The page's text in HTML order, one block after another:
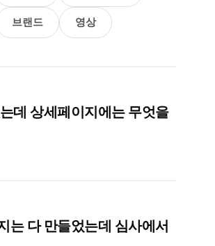
브랜드 영상
데 상세페이지에는 무엇을
는 다 만들었는데 심사에서